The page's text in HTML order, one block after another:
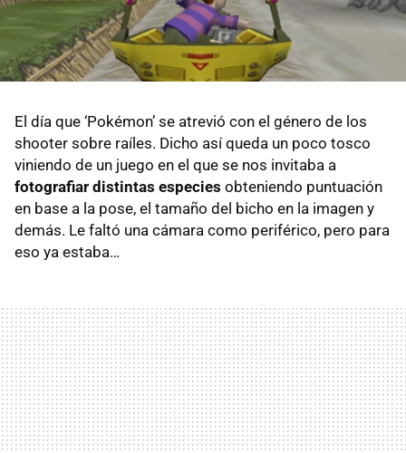
El día que ‘Pokémon’ se atrevió con el género de los
shooter sobre raíles. Dicho así queda un poco tosco
viniendo de un juego en el que se nos invitaba a
fotografiar distintas especies obteniendo puntuación
en base a la pose, el tamaño del bicho en la imagen y
demás. Le faltó una cámara como periférico, pero para
eso ya estaba…